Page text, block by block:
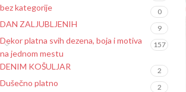
bez kategorije 0
DAN ZALJUBLJENIH 9
Dekor platna svih dezena, boja i motiva
na jednom mestu
157
DENIM KOŠULJAR 2
Dušečno platno 2